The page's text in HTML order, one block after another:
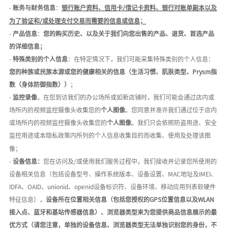
- 账务与财务信息 ： 银行账户资料、信用卡/借记卡资料、银行对账单副本以及
为了验证和/或处理支付交易而需要的信息或信息；
- 产品信息 ： 您的购买历史、以及关于我们向您出售的产品、退货、首选产品
的详细信息；
- 特殊类别的个人信息 ：在特定情况下，我们可能采集特殊类别的个人信息：
您的种族或民族本源或您的健康相关的信息 （生活习惯、肌肤类型、 Prysm指
数（身体防御指数）） ；
- 监控录像，在您到访我们的办公场所或如新店铺时，我们可能会通过店内或
场所内的视频监控摄像头收集您的个人图像。您同意并准许我们通过位于店内
或场所内的视频监控摄像头收集您的个人图像。我们只会依照防盗用途、安全
监控用途或本隐私政策内所列的个人信息收集目的而收集、使用及处理该图
像；
- 设备信息： 您在访问及/或使用我们服务过程中，我们接收并记录您所使用的
设备相关信息（包括设备型号、操作系统版本、设备设置、MAC地址及IMEI、
IDFA、OAID、unionid、openid设备标识符、设备环境、移动应用列表软硬件
特征信息）， 设备所在位置相关信息 （包括您授权的GPS位置信息以及WLAN
接入点、蓝牙和基站传感器信息） 、浏览器类型来为您提供商品信息展示的最
优方式（请您注意，单独的设备信息、浏览器类型无法单独识别您的身份，不